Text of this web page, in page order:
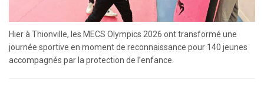
Hier à Thionville, les MECS Olympics 2026 ont transformé une
journée sportive en moment de reconnaissance pour 140 jeunes
accompagnés par la protection de l’enfance.